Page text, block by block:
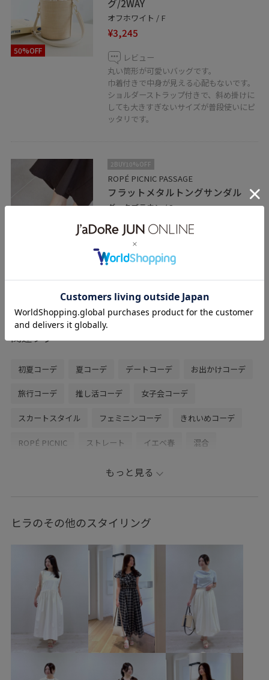
50%OFF
グ/2WAY
オフホワイト / F
¥3,245
レビュー
丸い筒形が可愛いバッグです。
巾着付きで中身が見える心配もないです。
ショルダーストラップ付きで、斜め掛けに
しても大きすぎないサイズが普段使いにピ
ッタリです。
2BUY10%OFF
ROPÉ PICNIC PASSAGE
フラットメタルトングサンダル
ダークブラウン / S
¥2,745
レビュー
ぺたんこで履きやすく、デイリー使いでき
メタルパーツがアクセントになり、綺麗め
なスカートやワンピーススタイルにも合わ
せられます。
関連タグ
初夏コーデ 夏コーデ デートコーデ お出かけコーデ
旅行コーデ 推し活コーデ 女子会コーデ
スカートスタイル フェミニンコーデ きれいめコーデ
ROPÉ PICNIC ストレート イエベ春 混合
カーディガン スカート
GIA16240 GIX16190
26SS八方映えニット RP26SS RP26SS_サマーニット
RP26SS着映えトップス UVカット Vネック
お手入れしやすい きれいめ
さらりとした ちゃんとプラスかわいい保証 ふくらみ
インナーパンツ カジュアル クーポン対象商品
もっと見る
ヒラのその他のスタイリング